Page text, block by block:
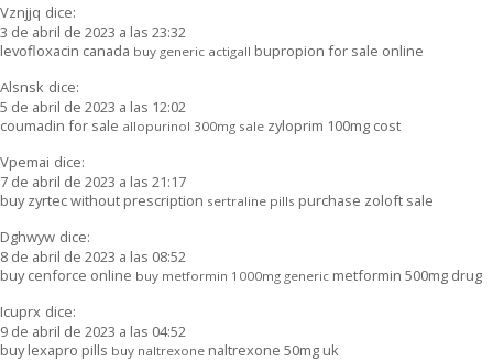
Vznjjq dice:
3 de abril de 2023 a las 23:32
levofloxacin canada buy generic actigall bupropion for sale online
Alsnsk dice:
5 de abril de 2023 a las 12:02
coumadin for sale allopurinol 300mg sale zyloprim 100mg cost
Vpemai dice:
7 de abril de 2023 a las 21:17
buy zyrtec without prescription sertraline pills purchase zoloft sale
Dghwyw dice:
8 de abril de 2023 a las 08:52
buy cenforce online buy metformin 1000mg generic metformin 500mg drug
Icuprx dice:
9 de abril de 2023 a las 04:52
buy lexapro pills buy naltrexone naltrexone 50mg uk